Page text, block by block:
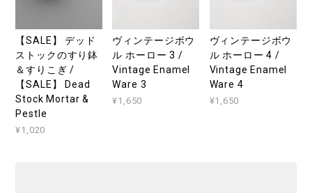
【SALE】 デッド
ストックのすり鉢
＆すりこぎ /
【SALE】 Dead
Stock Mortar &
Pestle
¥1,020
ヴィンテージボウ
ル ホーロー 3 /
Vintage Enamel
Ware 3
¥1,650
ヴィンテージボウ
ル ホーロー 4 /
Vintage Enamel
Ware 4
¥1,650